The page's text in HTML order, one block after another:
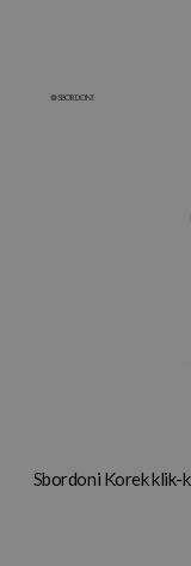
Sbordoni Korek klik-